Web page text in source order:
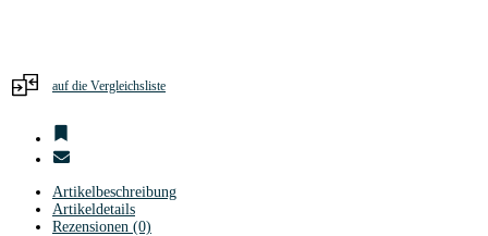
auf die Vergleichsliste
Artikelbeschreibung
Artikeldetails
Rezensionen (0)